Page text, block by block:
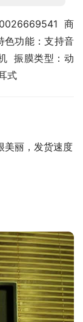
商
色功能：支持音
振膜类型：动
式
美丽，发货速度